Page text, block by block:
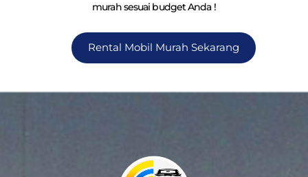
murah sesuai budget Anda !
Rental Mobil Murah Sekarang